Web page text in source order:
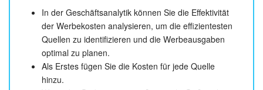
In der Geschäftsanalytik können Sie die Effektivität
der Werbekosten analysieren, um die effizientesten
Quellen zu identifizieren und die Werbeausgaben
optimal zu planen.
Als Erstes fügen Sie die Kosten für jede Quelle
hinzu.